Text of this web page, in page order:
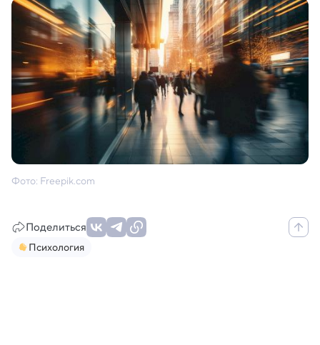
Фото: Freepik.com
Поделиться
Психология